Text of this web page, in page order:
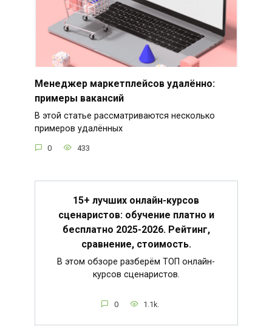
Менеджер маркетплейсов удалённо:
примеры вакансий
В этой статье рассматриваются несколько
примеров удалённых
0 433
15+ лучших онлайн-курсов
сценаристов: обучение платно и
бесплатно 2025-2026. Рейтинг,
сравнение, стоимость.
В этом обзоре разберём ТОП онлайн-
курсов сценаристов.
0 1.1k.